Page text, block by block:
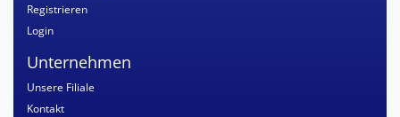
Registrieren
Login
Unternehmen
Unsere Filiale
Kontakt